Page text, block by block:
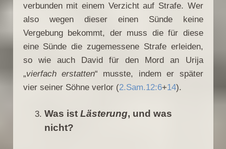
verbunden mit einem Verzicht auf Strafe. Wer
also wegen dieser einen Sünde keine
Vergebung bekommt, der muss die für diese
eine Sünde die zugemessene Strafe erleiden,
so wie auch David für den Mord an Urija
„vierfach erstatten“ musste, indem er später
vier seiner Söhne verlor (2.Sam.12:6+14).
Was ist Lästerung, und was
nicht?